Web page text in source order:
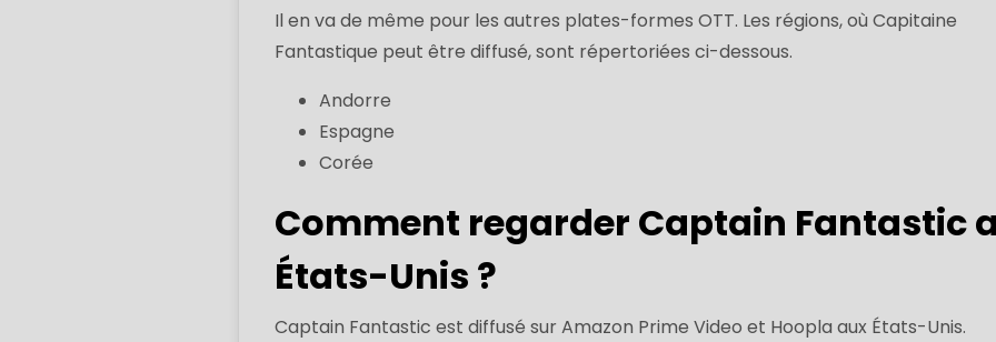
Il en va de même pour les autres plates-formes OTT. Les régions, où Capitaine
Fantastique peut être diffusé, sont répertoriées ci-dessous.
Andorre
Espagne
Corée
Comment regarder Captain Fantastic
États-Unis ?
Captain Fantastic est diffusé sur Amazon Prime Video et Hoopla aux États-Unis.